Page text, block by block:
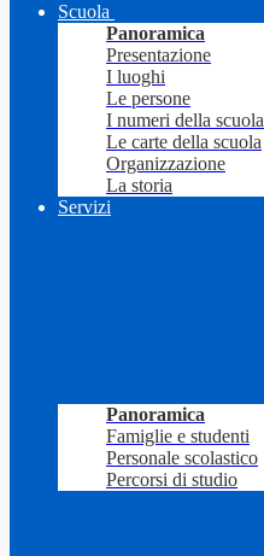
Scuola
Panoramica
Presentazione
I luoghi
Le persone
I numeri della scuola
Le carte della scuola
Organizzazione
La storia
Servizi
Panoramica
Famiglie e studenti
Personale scolastico
Percorsi di studio